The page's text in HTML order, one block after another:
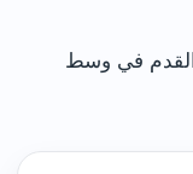
القدم في وسط